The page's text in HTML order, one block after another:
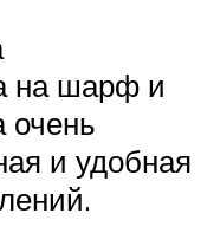
на шарф и
очень
и удобная